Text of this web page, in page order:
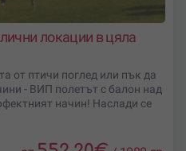
локации в цяла
от птичи поглед или пък да
- ВИП полетът с балон над
начин! Наслади се